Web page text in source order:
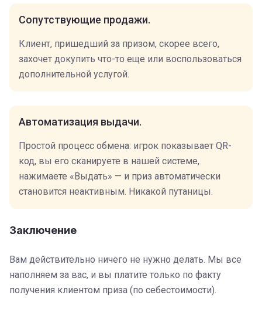
Сопутствующие продажи.
Клиент, пришедший за призом, скорее всего,
захочет докупить что-то еще или воспользоваться
дополнительной услугой.
Автоматизация выдачи.
Простой процесс обмена: игрок показывает QR-
код, вы его сканируете в нашей системе,
нажимаете «Выдать» — и приз автоматически
становится неактивным. Никакой путаницы.
Заключение
Вам действительно ничего не нужно делать. Мы все
наполняем за вас, и вы платите только по факту
получения клиентом приза (по себестоимости).